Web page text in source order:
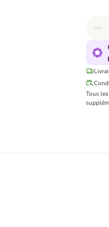
Tous